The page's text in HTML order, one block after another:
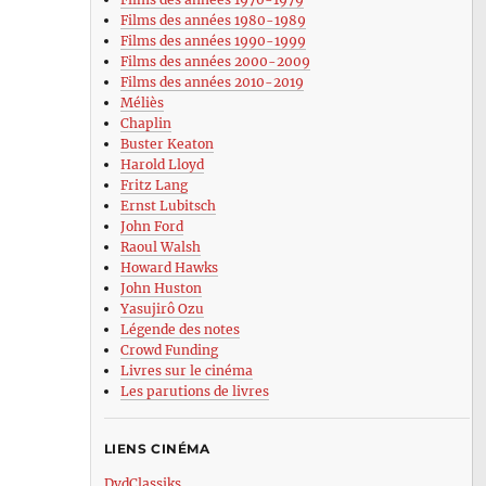
Films des années 1980-1989
Films des années 1990-1999
Films des années 2000-2009
Films des années 2010-2019
Méliès
Chaplin
Buster Keaton
Harold Lloyd
Fritz Lang
Ernst Lubitsch
John Ford
Raoul Walsh
Howard Hawks
John Huston
Yasujirô Ozu
Légende des notes
Crowd Funding
Livres sur le cinéma
Les parutions de livres
LIENS CINÉMA